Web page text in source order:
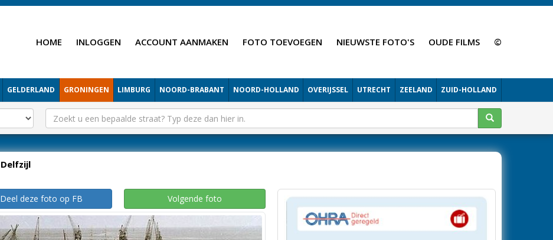
HOME INLOGGEN ACCOUNT AANMAKEN FOTO TOEVOEGEN NIEUWSTE FOTO'S OUDE FILMS ©
GELDERLAND GRONINGEN LIMBURG NOORD-BRABANT NOORD-HOLLAND OVERIJSSEL UTRECHT ZEELAND ZUID-HOLLAND
Delfzijl
Deel deze foto op FB Volgende foto